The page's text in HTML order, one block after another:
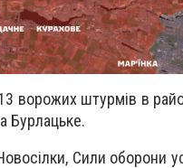
ворожих штурмів в
Бурлацьке.
Сили оборони